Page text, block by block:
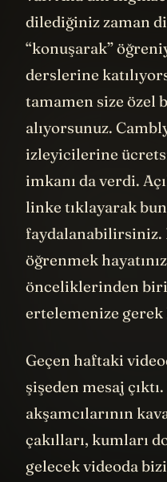
dilediğiniz zaman
“konuşarak”
derslerine
tamamen size özel
alıyorsunuz.
izleyicilerine
imkanı da verdi.
linke tıklayarak
faydalanabilirsiniz.
öğrenmek
önceliklerinden
ertelemenize gerek
Geçen haftaki
şişeden mesaj
akşamcılarının
çakılları, kumları
gelecek videoda